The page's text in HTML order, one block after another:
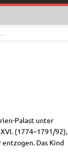
Palast unter
(1774–1791/92),
Das Kind